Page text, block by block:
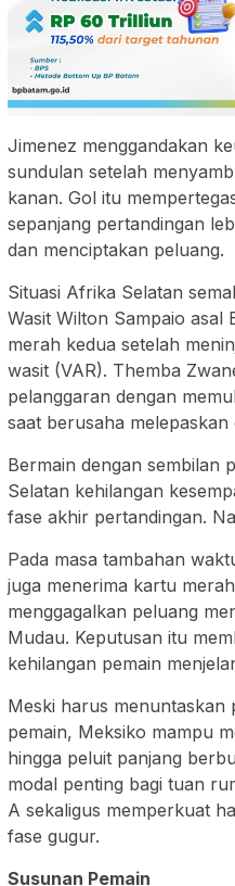
Jimenez menggandakan
sundulan setelah
kanan. Gol itu
sepanjang pertandingan
dan menciptakan peluang.
Situasi Afrika Selatan
Wasit Wilton Sampaio
merah kedua setelah
wasit (VAR). Themba
pelanggaran dengan
saat berusaha melepaskan
Bermain dengan sembilan
Selatan kehilangan
fase akhir pertandingan.
Pada masa tambahan
juga menerima kartu
menggagalkan peluang
Mudau. Keputusan itu
kehilangan pemain
Meski harus menuntaskan
pemain, Meksiko mampu
hingga peluit panjang
modal penting bagi tuan
A sekaligus memperkuat
fase gugur.
Susunan Pemain